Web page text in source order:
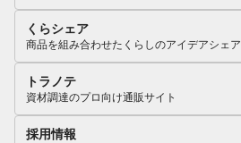
くらシェア
商品を組み合わせたくらしのアイデアシェア
トラノテ
資材調達のプロ向け通販サイト
採用情報